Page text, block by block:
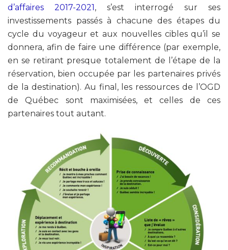
d’affaires 2017-2021 , s’est interrogé sur ses
investissements passés à chacune des étapes du
cycle du voyageur et aux nouvelles cibles qu’il se
donnera, afin de faire une différence (par exemple,
en se retirant presque totalement de l’étape de la
réservation, bien occupée par les partenaires privés
de la destination). Au final, les ressources de l’OGD
de Québec sont maximisées, et celles de ces
partenaires tout autant.